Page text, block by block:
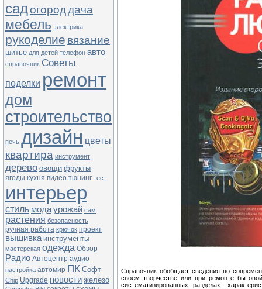
садогороддача
мебель электрика
рукоделие вязание
шитье для детей телефон авто
справочник Советы
поделки ремонт
дом
строительство
печь дизайн цветы
квартира инструмент
дерево овощи фрукты
ягоды кухня видео тюнинг тест
интерьер
стиль модаурожай сам
растения безопасность
ручная работа крючок проект
вышивка инструменты
мастерская одежда Обзор
Радио Автоцентр аудио
настройка автомир ПК Софт
Chip Upgrade новости железо
Справочник обобщает сведения по
своем творчестве или при ремонте
систематизированных разделах: